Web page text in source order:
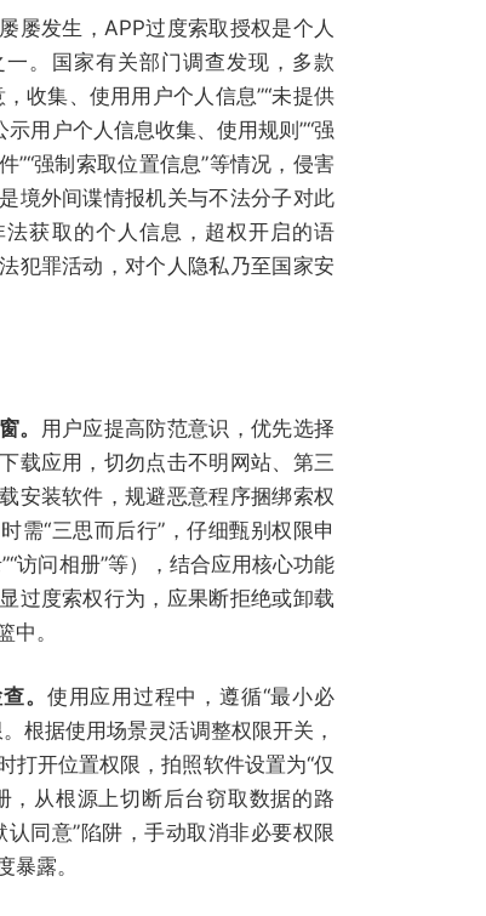
屡发生，APP过度索取授权是个人
。国家有关部门调查发现，多款
收集、使用用户个人信息”“未提供
示用户个人信息收集、使用规则”“强
”“强制索取位置信息”等情况，侵害
境外间谍情报机关与不法分子对此
获取的个人信息，超权开启的语
犯罪活动，对个人隐私乃至国家安
。
用户应提高防范意识，优先选择
载应用，切勿点击不明网站、第三
安装软件，规避恶意程序捆绑索权
需“三思而后行”，仔细甄别权限申
访问相册”等），结合应用核心功能
过度索权行为，应果断拒绝或卸载
中。
。 使用应用过程中，遵循“最小必
根据使用场景灵活调整权限开关，
打开位置权限，拍照软件设置为“仅
，从根源上切断后台窃取数据的路
同意”陷阱，手动取消非必要权限
暴露。